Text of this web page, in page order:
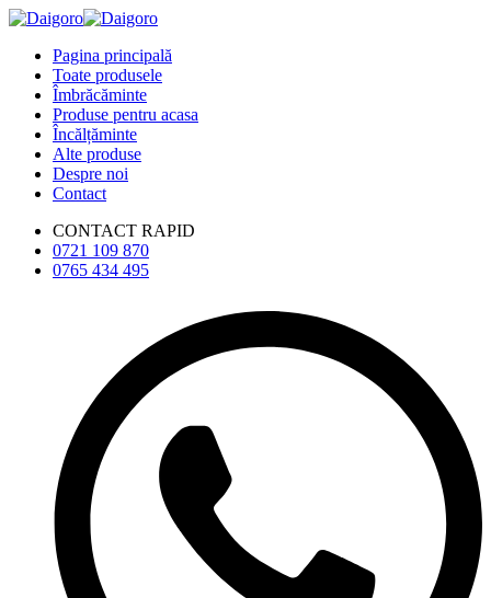
Pagina principală
Toate produsele
Îmbrăcăminte
Produse pentru acasa
Încălțăminte
Alte produse
Despre noi
Contact
CONTACT RAPID
0721 109 870
0765 434 495